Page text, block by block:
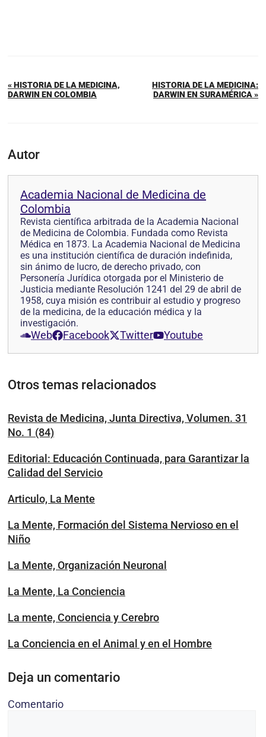
« HISTORIA DE LA MEDICINA,
DARWIN EN COLOMBIA
HISTORIA DE LA MEDICINA:
DARWIN EN SURAMÉRICA »
Autor
Academia Nacional de Medicina de
Colombia
Revista científica arbitrada de la Academia Nacional
de Medicina de Colombia. Fundada como Revista
Médica en 1873. La Academia Nacional de Medicina
es una institución científica de duración indefinida,
sin ánimo de lucro, de derecho privado, con
Personería Jurídica otorgada por el Ministerio de
Justicia mediante Resolución 1241 del 29 de abril de
1958, cuya misión es contribuir al estudio y progreso
de la medicina, de la educación médica y la
investigación.
Web Facebook Twitter Youtube
Otros temas relacionados
Revista de Medicina, Junta Directiva, Volumen. 31
No. 1 (84)
Editorial: Educación Continuada, para Garantizar la
Calidad del Servicio
Articulo, La Mente
La Mente, Formación del Sistema Nervioso en el
Niño
La Mente, Organización Neuronal
La Mente, La Conciencia
La mente, Conciencia y Cerebro
La Conciencia en el Animal y en el Hombre
Deja un comentario
Comentario